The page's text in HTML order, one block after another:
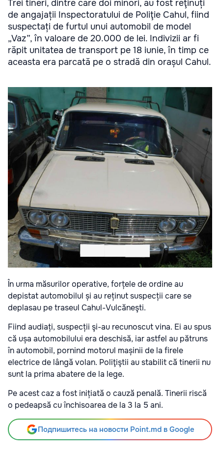
Trei tineri, dintre care doi minori, au fost reţinuți
de angajații Inspectoratului de Poliţie Cahul, fiind
suspectați de furtul unui automobil de model
„Vaz”, în valoare de 20.000 de lei. Indivizii ar fi
răpit unitatea de transport pe 18 iunie, în timp ce
aceasta era parcată pe o stradă din orașul Cahul.
În urma măsurilor operative, forțele de ordine au
depistat automobilul și au reținut suspecții care se
deplasau pe traseul Cahul-Vulcăneşti.
Fiind audiați, suspecții şi-au recunoscut vina. Ei au spus
că ușa automobilului era deschisă, iar astfel au pătruns
în automobil, pornind motorul mașinii de la firele
electrice de lângă volan. Poliţiştii au stabilit că tinerii nu
sunt la prima abatere de la lege.
Pe acest caz a fost inițiată o cauză penală. Tinerii riscă
o pedeapsă cu închisoarea de la 3 la 5 ani.
Подпишитесь на новости Point.md в Google